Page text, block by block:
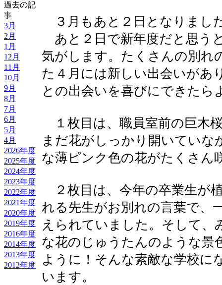
過去の記
事
3月
2月
1月
12月
11月
10月
9月
8月
7月
6月
5月
4月
2026年度
2025年度
2024年度
2023年度
2022年度
2021年度
2020年度
2019年度
2016年度
2014年度
2013年度
2012年度
３月もあと２日となりまし
あと２日で新年度だと思う
気がします。たくさんの別れ
た４月には新しい出会いがあ
との出会いを喜びにできたら
１枚目は、職員室前の巨木
まだ花がしっかり開いていな
な薄ピンク色の花がたくさん
２枚目は、今年の卒業生が
れる先生がお別れの言葉で、
えられていました。そして、
な花のじゅうたんのような景
ように！そんな素敵な学校に
います。